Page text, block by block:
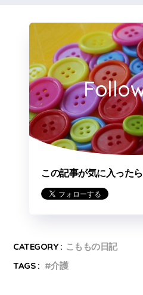
この記事が気に入った
CATEGORY : こももの日記
TAGS :
介護